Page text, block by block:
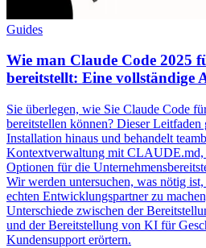
Guides
Wie man Claude Code 2025
bereitstellt: Eine vollständige
Sie überlegen, wie Sie Claude Code
bereitstellen können? Dieser Leitfaden
Installation hinaus und behandelt
Kontextverwaltung mit
Optionen für die
Wir werden untersuchen, was nötig
echten Entwicklungspartner zu
Unterschiede zwischen der
und der Bereitstellung von KI für
Kundensupport erörtern.